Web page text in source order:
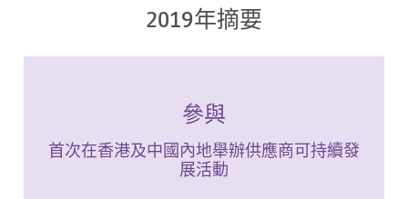
2019年摘要
參與
首次在香港及中國內地舉辦供應商可持續發
展活動